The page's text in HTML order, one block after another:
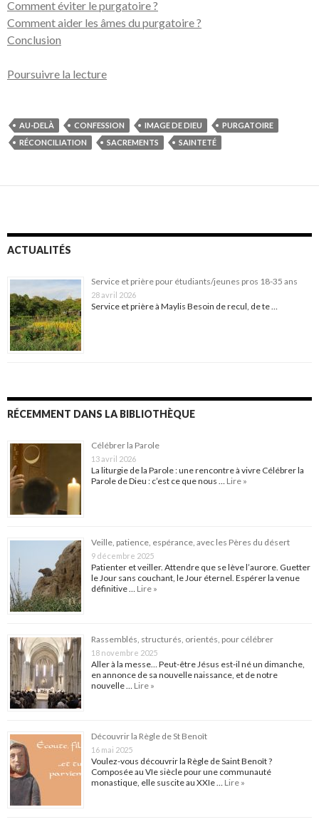
Comment éviter le purgatoire ?
Comment aider les âmes du purgatoire ?
Conclusion
Poursuivre la lecture
AU-DELÀ CONFESSION IMAGE DE DIEU
PURGATOIRE
RÉCONCILIATION
SACREMENTS SAINTETÉ
ACTUALITÉS
Service et prière pour étudiants/jeunes pros 18-35 ans
28 avril 2026
Service et prière à Maylis Besoin de recul, de te …
RÉCEMMENT DANS LA BIBLIOTHÈQUE
Célébrer la Parole
13 avril 2026
La liturgie de la Parole : une rencontre à vivre Célébrer la
Parole de Dieu : c’est ce que nous … Lire »
Veille, patience, espérance, avec les Pères du désert
9 décembre 2025
Patienter et veiller. Attendre que se lève l’aurore. Guetter
le Jour sans couchant, le Jour éternel. Espérer la venue
définitive … Lire »
Rassemblés, structurés, orientés, pour célébrer
18 novembre 2025
Aller à la messe… Peut-être Jésus est-il né un dimanche,
en annonce de sa nouvelle naissance, et de notre
nouvelle … Lire »
Découvrir la Règle de St Benoît
16 mai 2025
Voulez-vous découvrir la Règle de Saint Benoît ?
Composée au VIe siècle pour une communauté
monastique, elle suscite au XXIe … Lire »